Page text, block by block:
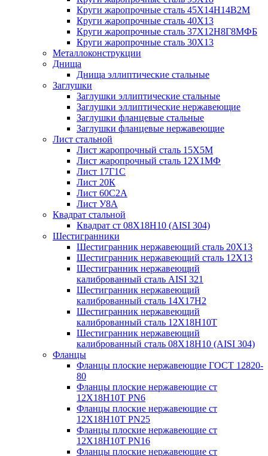
Круги жаропрочные сталь 45Х14Н14В2М
Круги жаропрочные сталь 40Х13
Круги жаропрочные сталь 37Х12Н8Г8МФБ
Круги жаропрочные сталь 30Х13
Металлоконструкции
Днища
Днища эллиптические стальные
Заглушки
Заглушки эллиптические стальные
Заглушки эллиптические нержавеющие
Заглушки фланцевые стальные
Заглушки фланцевые нержавеющие
Лист стальной
Лист жаропрочный сталь 15Х5М
Лист жаропрочный сталь 12Х1МФ
Лист 17Г1С
Лист 20К
Лист 60С2А
Лист У8А
Квадрат стальной
Квадрат ст 08Х18Н10 (AISI 304)
Шестигранники
Шестигранник нержавеющий сталь 20Х13
Шестигранник нержавеющий сталь 12Х13
Шестигранник нержавеющий
калиброванный сталь AISI 321
Шестигранник нержавеющий
калиброванный сталь 14Х17Н2
Шестигранник нержавеющий
калиброванный сталь 12Х18Н10Т
Шестигранник нержавеющий
калиброванный сталь 08Х18Н10 (AISI 304)
Фланцы
Фланцы плоские нержавеющие ГОСТ 12820-
80
Фланцы плоские нержавеющие ст
12Х18Н10Т PN6
Фланцы плоские нержавеющие ст
12Х18Н10Т PN25
Фланцы плоские нержавеющие ст
12Х18Н10Т PN16
Фланцы плоские нержавеющие ст